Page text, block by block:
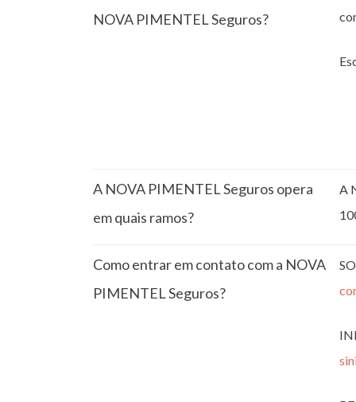
NOVA PIMENTEL Seguros?
A NOVA PIMENTEL Seguros opera
em quais ramos?
A
Como entrar em contato com a NOVA
PIMENTEL Seguros?